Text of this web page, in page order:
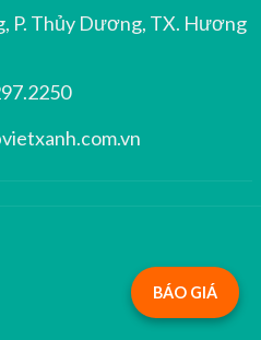
P. Thủy Dương, TX. Hương
BÁO GIÁ